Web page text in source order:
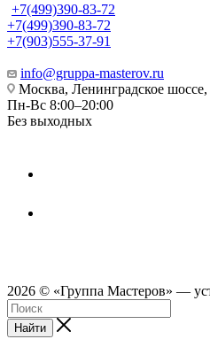
+7(499)390-83-72
+7(499)390-83-72
+7(903)555-37-91
info@gruppa-masterov.ru
Москва, Ленинградское шоссе,
Пн-Вс 8:00–20:00
Без выходных
2026 © «Группа Мастеров» —
Найти